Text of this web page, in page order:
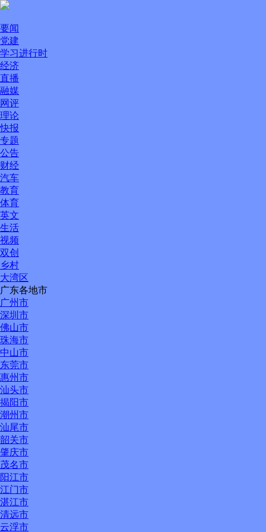
要闻
党建
学习进行时
经济
直播
融媒
网评
理论
快报
专题
公告
财经
汽车
教育
体育
英文
生活
视频
双创
乡村
大湾区
广东各地市
广州市
深圳市
佛山市
珠海市
中山市
东莞市
惠州市
汕头市
揭阳市
潮州市
汕尾市
韶关市
肇庆市
茂名市
阳江市
江门市
湛江市
清远市
云浮市